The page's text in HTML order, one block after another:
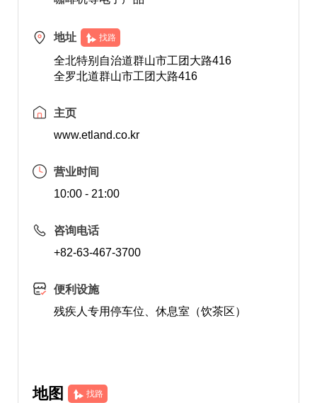
地址 找路
全北特别自治道群山市工团大路416
全罗北道群山市工团大路416
主页
www.etland.co.kr
营业时间
10:00 - 21:00
咨询电话
+82-63-467-3700
便利设施
残疾人专用停车位、休息室（饮茶区）
地图 找路